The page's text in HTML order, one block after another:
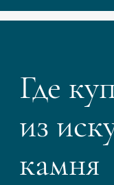
Где
из
камня